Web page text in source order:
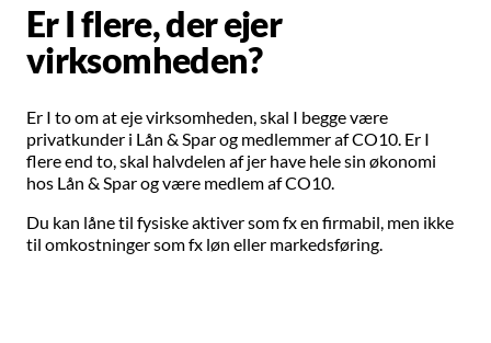
Er I flere, der ejer
virksomheden?
Er I to om at eje virksomheden, skal I begge være
privatkunder i Lån & Spar og medlemmer af CO10. Er I
flere end to, skal halvdelen af jer have hele sin økonomi
hos Lån & Spar og være medlem af CO10.
Du kan låne til fysiske aktiver som fx en firmabil, men ikke
til omkostninger som fx løn eller markedsføring.